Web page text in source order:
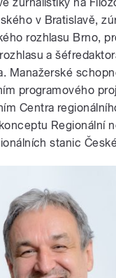
v Bratislavě,
rozhlasu Brno,
a
Manažerské
programového
Centra
Regionální
stanic